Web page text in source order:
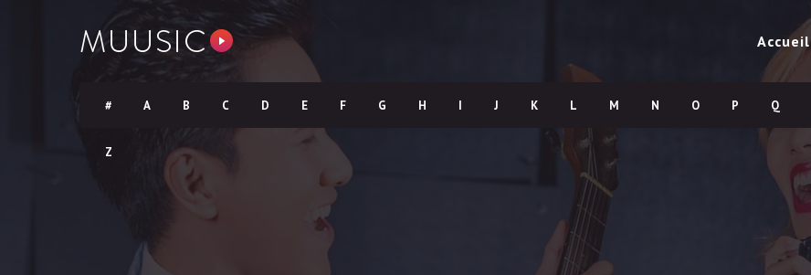
Accueil
# A B C D E F G H I J K L M N O P Q
Z